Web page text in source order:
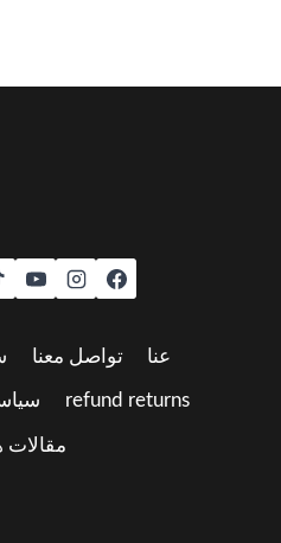
عنا تواصل معنا
refund returns
مقالات